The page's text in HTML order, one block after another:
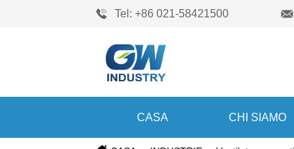
Tel: +86 021-58421500
CASA CHI SIAMO